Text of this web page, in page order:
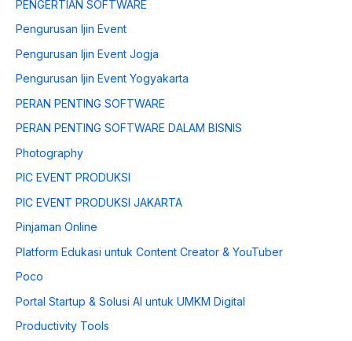
PENGERTIAN SOFTWARE
Pengurusan Ijin Event
Pengurusan Ijin Event Jogja
Pengurusan Ijin Event Yogyakarta
PERAN PENTING SOFTWARE
PERAN PENTING SOFTWARE DALAM BISNIS
Photography
PIC EVENT PRODUKSI
PIC EVENT PRODUKSI JAKARTA
Pinjaman Online
Platform Edukasi untuk Content Creator & YouTuber
Poco
Portal Startup & Solusi AI untuk UMKM Digital
Productivity Tools